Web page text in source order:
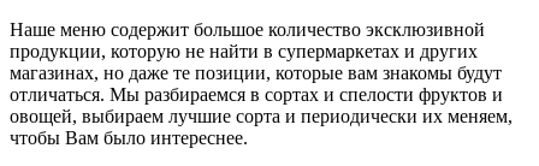
Наше меню содержит большое количество эксклюзивной
продукции, которую не найти в супермаркетах и других
магазинах, но даже те позиции, которые вам знакомы будут
отличаться. Мы разбираемся в сортах и спелости фруктов и
овощей, выбираем лучшие сорта и периодически их меняем,
чтобы Вам было интереснее.